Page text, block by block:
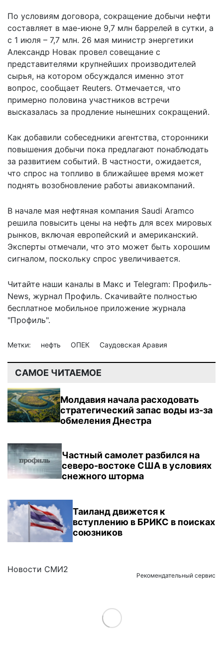
По условиям договора, сокращение добычи нефти
составляет в мае-июне 9,7 млн баррелей в сутки, а
с 1 июля – 7,7 млн. 26 мая министр энергетики
Александр Новак провел совещание с
представителями крупнейших производителей
сырья, на котором обсуждался именно этот
вопрос, сообщает Reuters. Отмечается, что
примерно половина участников встречи
высказалась за продление нынешних сокращений.
Как добавили собеседники агентства, сторонники
повышения добычи пока предлагают понаблюдать
за развитием событий. В частности, ожидается,
что спрос на топливо в ближайшее время может
поднять возобновление работы авиакомпаний.
В начале мая нефтяная компания Saudi Aramco
решила повысить цены на нефть для всех мировых
рынков, включая европейский и американский.
Эксперты отмечали, что это может быть хорошим
сигналом, поскольку спрос увеличивается.
Читайте наши каналы в Макс и Telegram: Профиль-
News, журнал Профиль. Скачивайте полностью
бесплатное мобильное приложение журнала
"Профиль".
Метки: нефть ОПЕК Саудовская Аравия
САМОЕ ЧИТАЕМОЕ
Молдавия начала расходовать
стратегический запас воды из-за
обмеления Днестра
Частный самолет разбился на
северо-востоке США в условиях
снежного шторма
Таиланд движется к
вступлению в БРИКС в поисках
союзников
Новости СМИ2
Рекомендательный сервис
Load More